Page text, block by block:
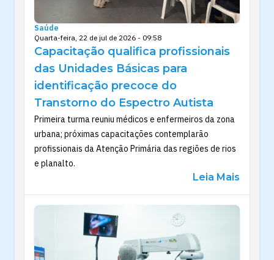
Saúde
Quarta-feira, 22 de jul de 2026 - 09:58
Capacitação qualifica profissionais
das Unidades Básicas para
identificação precoce do
Transtorno do Espectro Autista
Primeira turma reuniu médicos e enfermeiros da zona
urbana; próximas capacitações contemplarão
profissionais da Atenção Primária das regiões de rios
e planalto.
Leia Mais